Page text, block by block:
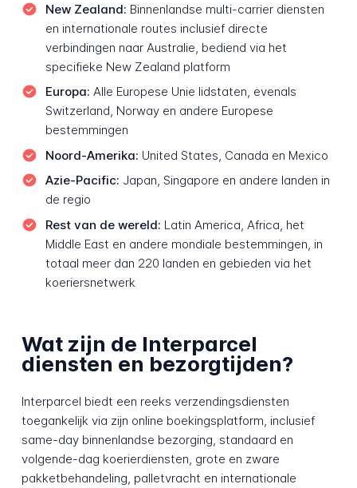
New Zealand: Binnenlandse multi-carrier diensten
en internationale routes inclusief directe
verbindingen naar Australie, bediend via het
specifieke New Zealand platform
Europa: Alle Europese Unie lidstaten, evenals
Switzerland, Norway en andere Europese
bestemmingen
Noord-Amerika: United States, Canada en Mexico
Azie-Pacific: Japan, Singapore en andere landen in
de regio
Rest van de wereld: Latin America, Africa, het
Middle East en andere mondiale bestemmingen, in
totaal meer dan 220 landen en gebieden via het
koeriersnetwerk
Wat zijn de Interparcel
diensten en bezorgtijden?
Interparcel biedt een reeks verzendingsdiensten
toegankelijk via zijn online boekingsplatform, inclusief
same-day binnenlandse bezorging, standaard en
volgende-dag koerierdiensten, grote en zware
pakketbehandeling, palletvracht en internationale